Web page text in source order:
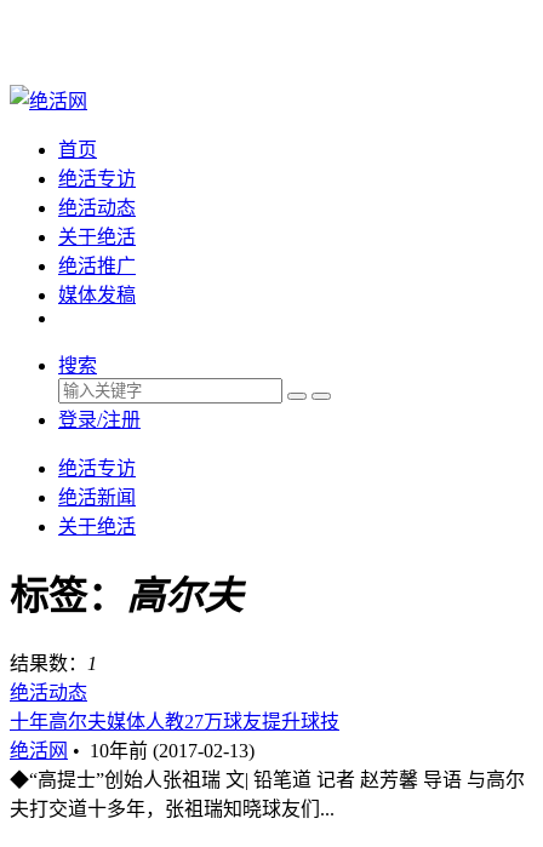
首页
绝活专访
绝活动态
关于绝活
绝活推广
媒体发稿
搜索
登录/注册
绝活专访
绝活新闻
关于绝活
标签： 高尔夫
结果数：
1
绝活动态
十年高尔夫媒体人教27万球友提升球技
绝活网 • 10年前 (2017-02-13)
◆“高提士”创始人张祖瑞 文| 铅笔道 记者 赵芳馨 导语 与高尔
夫打交道十多年，张祖瑞知晓球友们...